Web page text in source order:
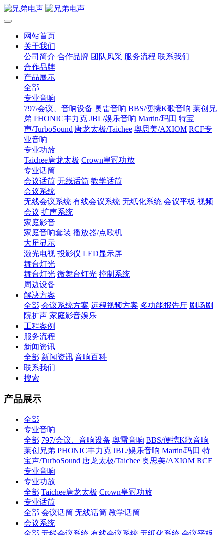
网站首页
关于我们
公司简介 合作品牌 团队风采 服务流程 联系我们
合作品牌
产品展示
全部
专业音响
797/会议、音响设备 奥雷音响 BBS/便携K歌音响 莱创兄
弟 PHONIC丰力克 JBL/娱乐音响 Martin/玛田 特宝
声/TurboSound 唐龙太极/Taichee 奥思美/AXIOM RCF专
业音响
专业功放
Taichee唐龙太极 Crown皇冠功放
专业话筒
会议话筒 无线话筒 教学话筒
会议系统
无线会议系统 有线会议系统 无纸化系统 会议平板 视频
会议 扩声系统
家庭影音
家庭音响套装 播放器/点歌机
大屏显示
激光电视 投影仪 LED显示屏
舞台灯光
舞台灯光 微舞台灯光 控制系统
周边设备
解决方案
全部 会议系统方案 远程视频方案 多功能报告厅 剧场剧
院扩声 家庭影音娱乐
工程案例
服务流程
新闻资讯
全部 新闻资讯 音响百科
联系我们
搜索
产品展示
全部
专业音响
全部 797/会议、音响设备 奥雷音响 BBS/便携K歌音响
莱创兄弟 PHONIC丰力克 JBL/娱乐音响 Martin/玛田 特
宝声/TurboSound 唐龙太极/Taichee 奥思美/AXIOM RCF
专业音响
专业功放
全部 Taichee唐龙太极 Crown皇冠功放
专业话筒
全部 会议话筒 无线话筒 教学话筒
会议系统